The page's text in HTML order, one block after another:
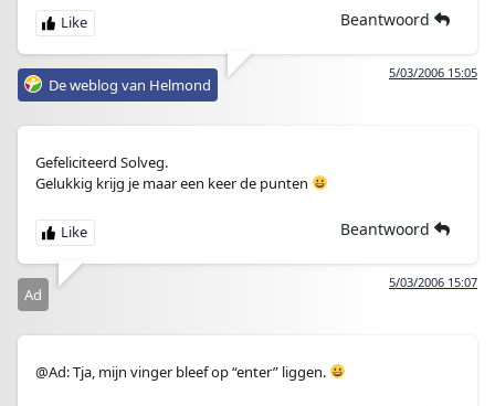
Beantwoord
5/03/2006 15:05
De weblog van Helmond
Gefeliciteerd Solveg.
Gelukkig krijg je maar een keer de punten
Beantwoord
5/03/2006 15:07
Ad
@Ad: Tja, mijn vinger bleef op “enter” liggen.